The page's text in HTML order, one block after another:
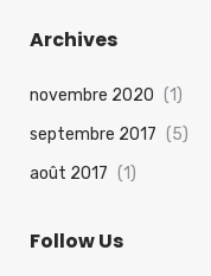
Archives
novembre 2020 (1)
septembre 2017 (5)
août 2017 (1)
Follow Us